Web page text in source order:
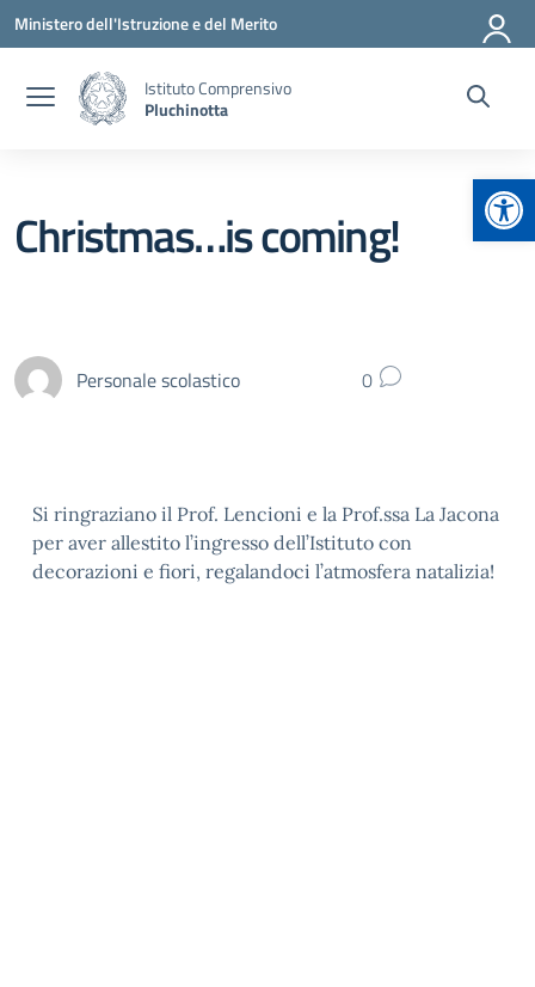
Vai ai contenuti
Vai al menu di navigazione
Vai al footer
Ministero dell'Istruzione e del Merito
Istituto Comprensivo
Pluchinotta
Christmas…is coming!
Personale scolastico 0
Si ringraziano il Prof. Lencioni e la Prof.ssa La Jacona
per aver allestito l’ingresso dell’Istituto con
decorazioni e fiori, regalandoci l’atmosfera natalizia!